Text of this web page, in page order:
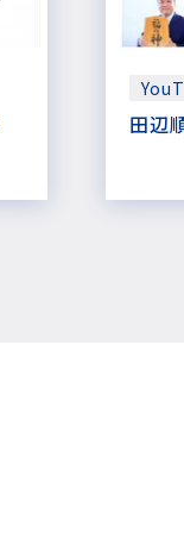
田辺